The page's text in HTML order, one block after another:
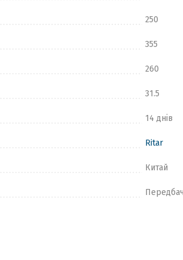
250
355
260
31.5
14 днів
Ritar
Китай